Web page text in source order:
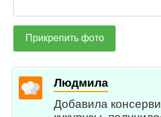
Прикрепить фото
Людмила
Добавила